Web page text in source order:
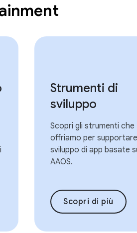
Strumenti di
sviluppo
Scopri gli strumenti che
offriamo per
sviluppo di app basate
AAOS.
Scopri di più